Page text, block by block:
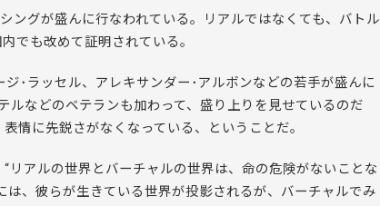
グが盛んに行なわれている。リアルではなくても、バトル
でも改めて証明されている。
･ラッセル、アレキサンダー･アルボンなどの若手が盛んに
などのベテランも加わって、盛り上りを見せているのだ
情に先鋭さがなくなっている、ということだ。
アルの世界とバーチャルの世界は、命の危険がないことな
、彼らが生きている世界が投影されるが、バーチャルでみ